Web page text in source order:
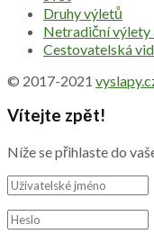
Druhy výletů
Netradiční výlety
Cestovatelská
© 2017-2021
Vítejte zpět!
Níže se přihlaste do